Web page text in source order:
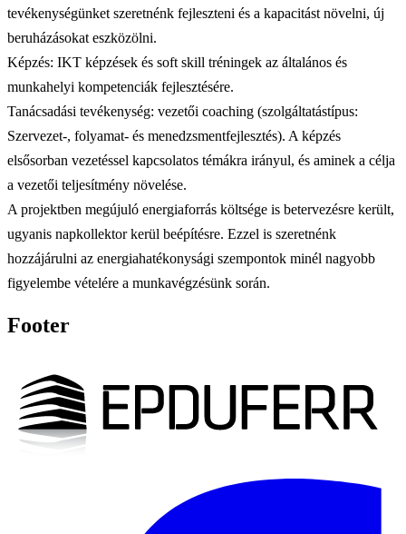
tevékenységünket szeretnénk fejleszteni és a kapacitást növelni, új
beruházásokat eszközölni.
Képzés: IKT képzések és soft skill tréningek az általános és
munkahelyi kompetenciák fejlesztésére.
Tanácsadási tevékenység: vezetői coaching (szolgáltatástípus:
Szervezet-, folyamat- és menedzsmentfejlesztés). A képzés
elsősorban vezetéssel kapcsolatos témákra irányul, és aminek a célja
a vezetői teljesítmény növelése.
A projektben megújuló energiaforrás költsége is betervezésre került,
ugyanis napkollektor kerül beépítésre. Ezzel is szeretnénk
hozzájárulni az energiahatékonysági szempontok minél nagyobb
figyelembe vételére a munkavégzésünk során.
Footer